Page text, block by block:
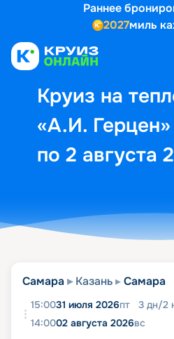
Раннее
2027миль
Круиз на
«А.И.
по 2 августа
Выбор
Самара Казань Самара
15:0031 июля 2026пт 3 дн/2
14:0002 августа 2026вс